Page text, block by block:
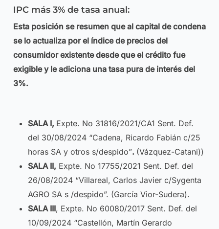
IPC más 3% de tasa anual:
Esta posición se resumen que al capital de condena
se lo actualiza por el índice de precios del
consumidor existente desde que el crédito fue
exigible y le adiciona una tasa pura de interés del
3%.
SALA I, Expte. No 31816/2021/CA1 Sent. Def.
del 30/08/2024 “Cadena, Ricardo Fabián c/25
horas SA y otros s/despido”. (Vázquez-Catani))
SALA II, Expte. No 17755/2021 Sent. Def. del
26/08/2024 “Villareal, Carlos Javier c/Sygenta
AGRO SA s /despido”. (García Vior-Sudera).
SALA III, Expte. No 60080/2017 Sent. Def. del
10/09/2024 “Castellón, Martín Gerardo